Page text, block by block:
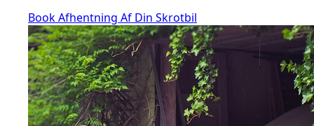
Book Afhentning Af Din Skrotbil